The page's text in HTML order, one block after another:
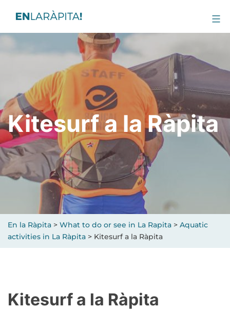
Kitesurf a la Ràpita
En la Ràpita > What to do or see in La Rapita > Aquatic
activities in La Ràpita > Kitesurf a la Ràpita
Kitesurf a la Ràpita